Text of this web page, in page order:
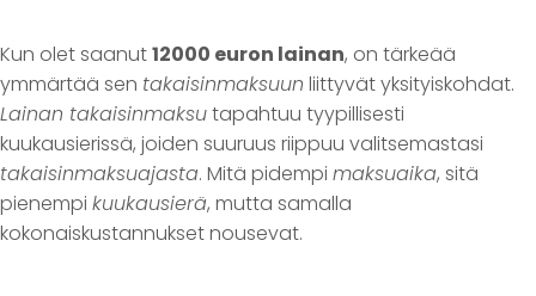
Kun olet saanut12000 euron lainan, on tärkeää
ymmärtää sen takaisinmaksuun liittyvät yksityiskohdat.
Lainan takaisinmaksutapahtuu tyypillisesti
kuukausierissä, joiden suuruus riippuu valitsemastasi
takaisinmaksuajasta. Mitä pidempi maksuaika, sitä
pienempi kuukausierä, mutta samalla
kokonaiskustannukset nousevat.